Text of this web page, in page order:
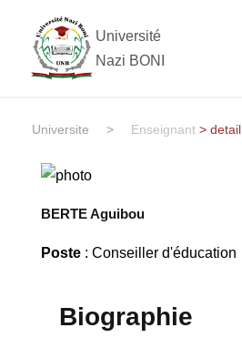
Université
Nazi BONI
Universite > Enseignant > detail
BERTE Aguibou
Poste: Conseiller d'éducation
Biographie